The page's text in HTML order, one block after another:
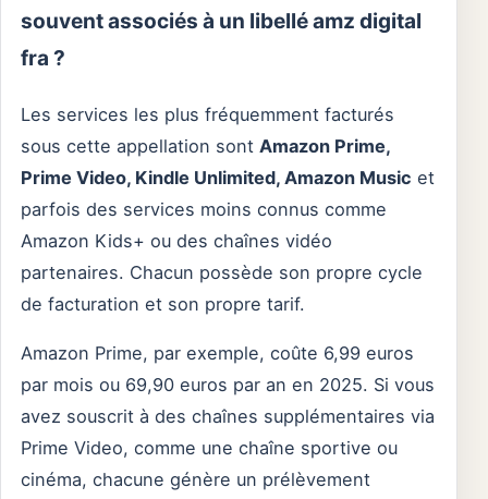
souvent associés à un libellé amz digital
fra ?
Les services les plus fréquemment facturés
sous cette appellation sont Amazon Prime,
Prime Video, Kindle Unlimited, Amazon Music et
parfois des services moins connus comme
Amazon Kids+ ou des chaînes vidéo
partenaires. Chacun possède son propre cycle
de facturation et son propre tarif.
Amazon Prime, par exemple, coûte 6,99 euros
par mois ou 69,90 euros par an en 2025. Si vous
avez souscrit à des chaînes supplémentaires via
Prime Video, comme une chaîne sportive ou
cinéma, chacune génère un prélèvement